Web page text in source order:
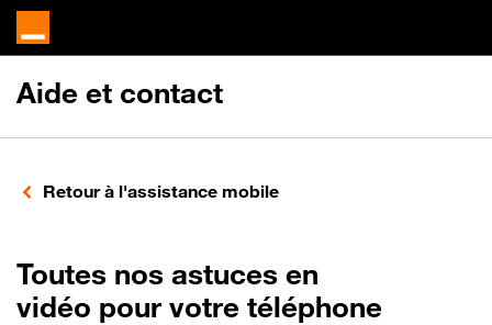
Aide et contact
Retour à l'assistance mobile
Toutes nos astuces en
vidéo pour votre téléphone